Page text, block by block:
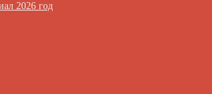
2026 год